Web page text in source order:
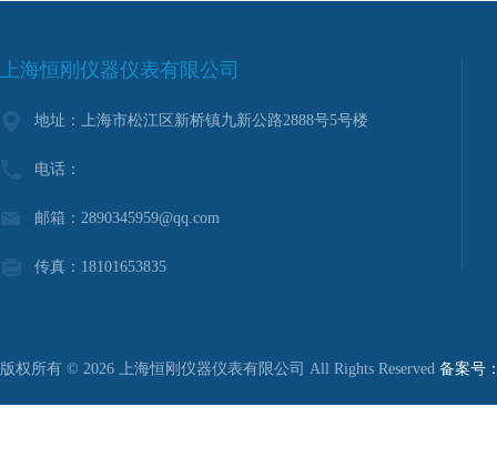
上海恒刚仪器仪表有限公司
地址：上海市松江区新桥镇九新公路2888号5号楼
电话：
邮箱：2890345959@qq.com
传真：18101653835
版权所有 © 2026 上海恒刚仪器仪表有限公司 All Rights Reserved 备案号